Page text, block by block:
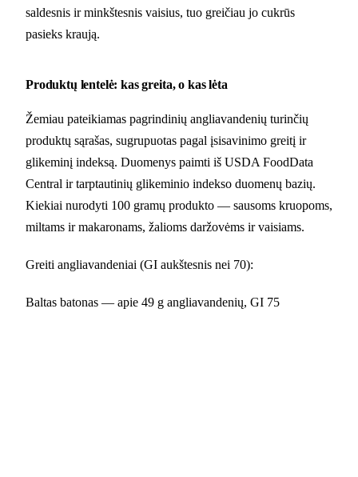
saldesnis ir minkštesnis vaisius, tuo greičiau jo cukrūs
pasieks kraują.
Produktų lentelė: kas greita, o kas lėta
Žemiau pateikiamas pagrindinių angliavandenių turinčių
produktų sąrašas, sugrupuotas pagal įsisavinimo greitį ir
glikeminį indeksą. Duomenys paimti iš USDA FoodData
Central ir tarptautinių glikeminio indekso duomenų bazių.
Kiekiai nurodyti 100 gramų produkto — sausoms kruopoms,
miltams ir makaronams, žalioms daržovėms ir vaisiams.
Greiti angliavandeniai (GI aukštesnis nei 70):
Baltas batonas — apie 49 g angliavandenių, GI 75